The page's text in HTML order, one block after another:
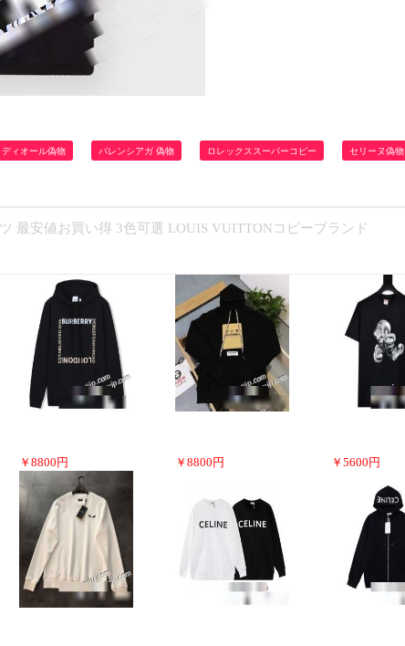
ディオール偽物 バレンシアガ 偽物 ロレックススーパーコピー セリーヌ偽物
最安値お買い得 3色可選 LOUIS VUITTONコピーブランド
￥ 8800 円 ￥ 8800 円 ￥ 5600 円